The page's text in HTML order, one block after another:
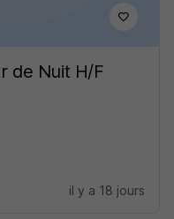
de Nuit H/F
il y a 18 jours